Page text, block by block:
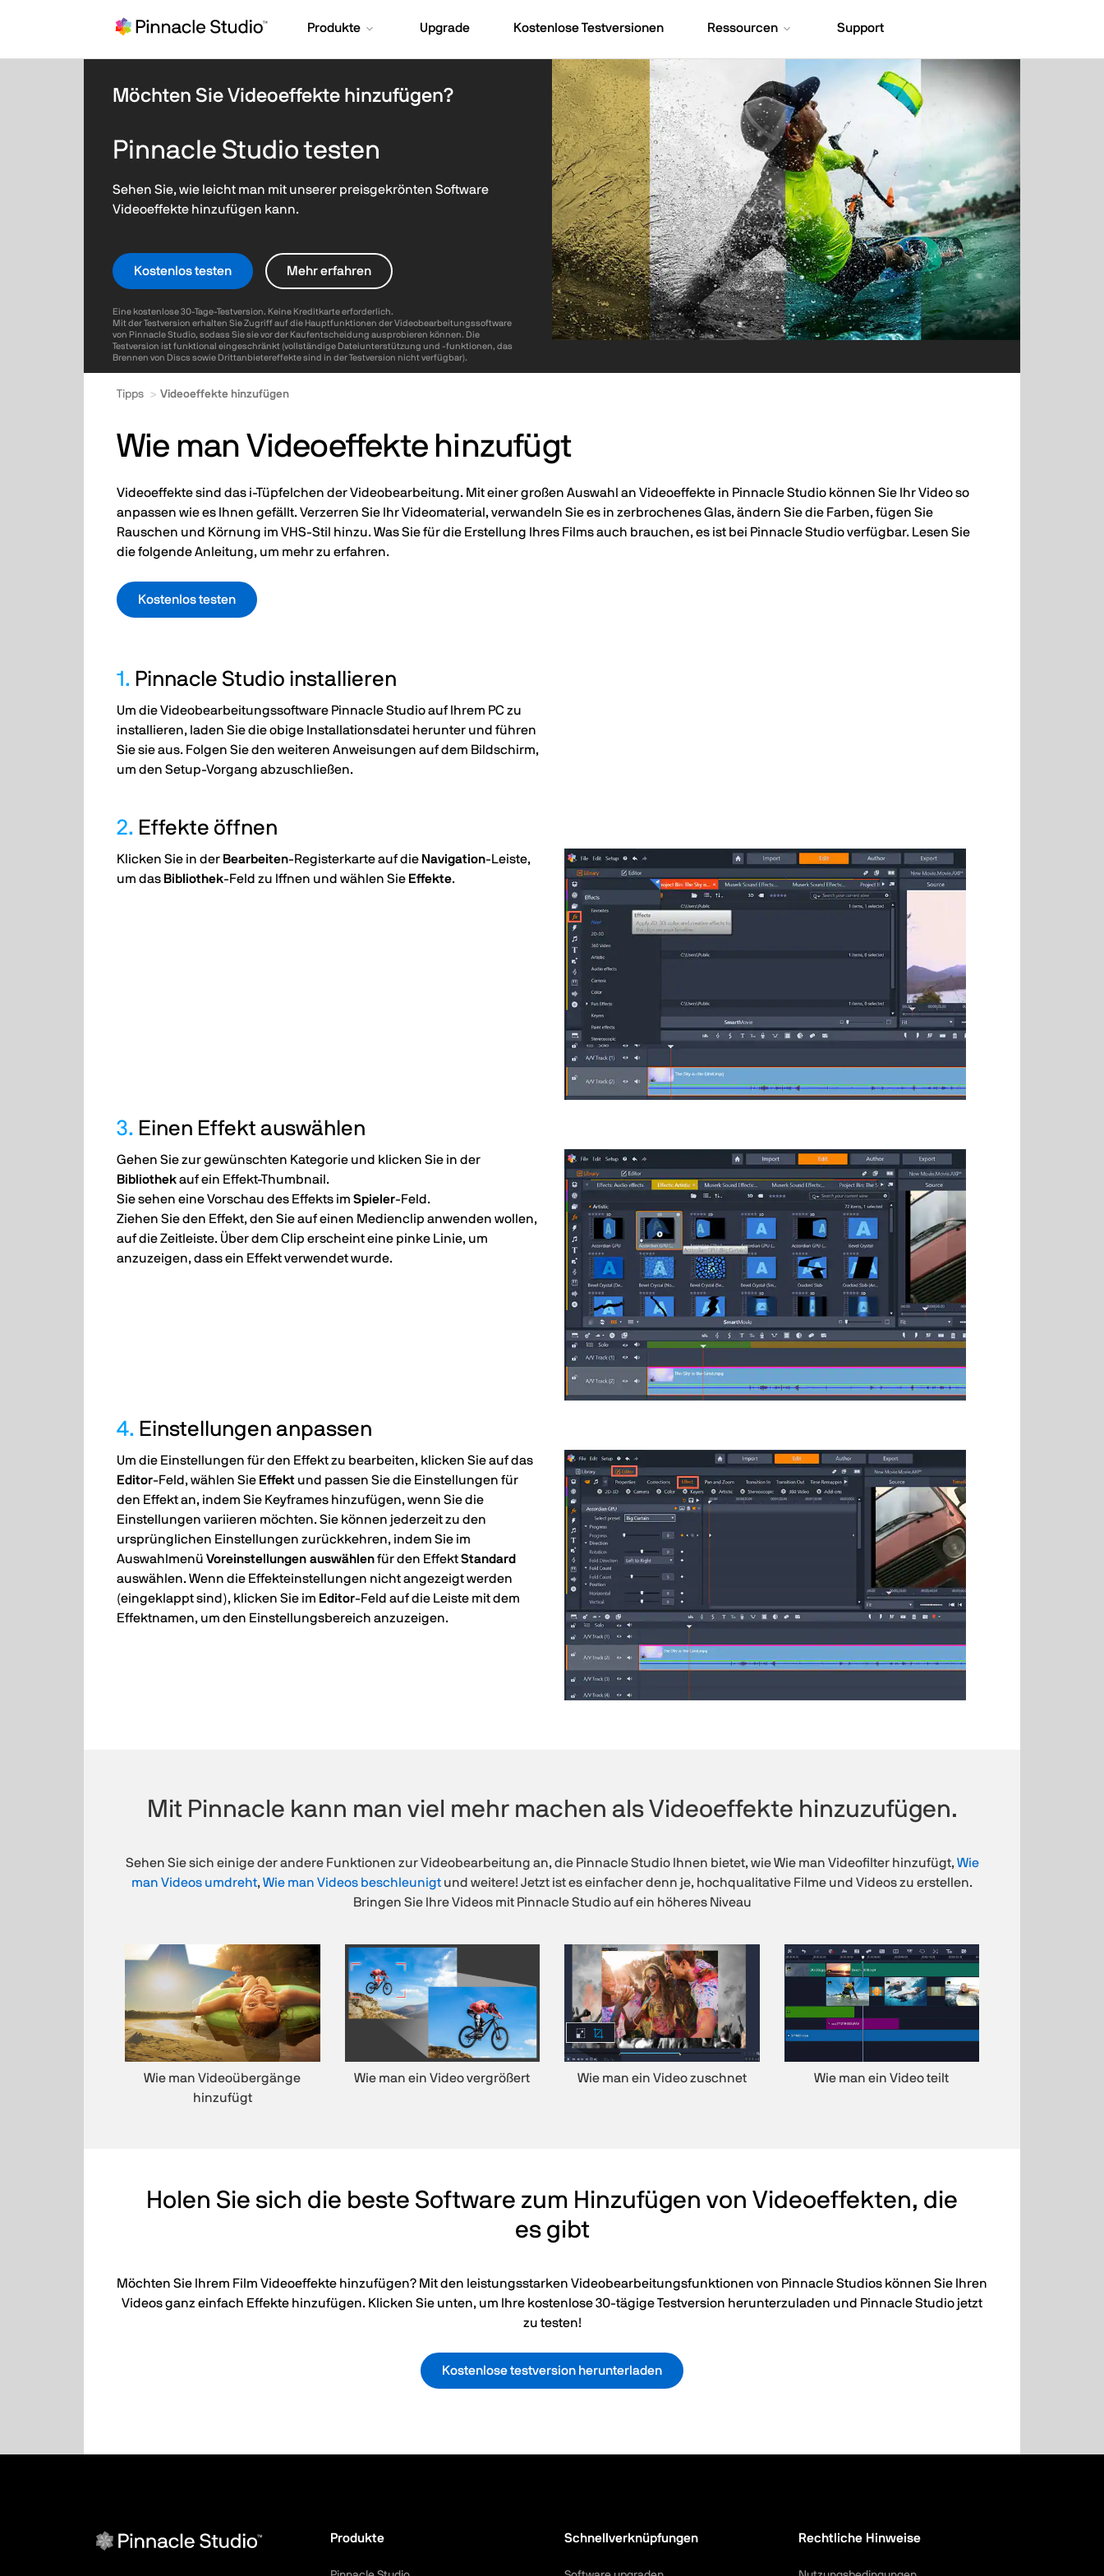
Produkte Upgrade Kostenlose Testversionen Ressourcen Support
Möchten Sie Videoeffekte hinzufügen?
Pinnacle Studio testen
Sehen Sie, wie leicht man mit unserer preisgekrönten Software
Videoeffekte hinzufügen kann.
Kostenlos testen Mehr erfahren
Eine kostenlose 30-Tage-Testversion. Keine Kreditkarte erforderlich.
Mit der Testversion erhalten Sie Zugriff auf die Hauptfunktionen der Videobearbeitungssoftware
von Pinnacle Studio, sodass Sie sie vor der Kaufentscheidung ausprobieren können. Die
Testversion ist funktional eingeschränkt (vollständige Dateiunterstützung und -funktionen, das
Brennen von Discs sowie Drittanbietereffekte sind in der Testversion nicht verfügbar).
Tipps Videoeffekte hinzufügen
Wie man Videoeffekte hinzufügt
Videoeffekte sind das i-Tüpfelchen der Videobearbeitung. Mit einer großen Auswahl an Videoeffekte in Pinnacle Studio können Sie Ihr Video so
anpassen wie es Ihnen gefällt. Verzerren Sie Ihr Videomaterial, verwandeln Sie es in zerbrochenes Glas, ändern Sie die Farben, fügen Sie
Rauschen und Körnung im VHS-Stil hinzu. Was Sie für die Erstellung Ihres Films auch brauchen, es ist bei Pinnacle Studio verfügbar. Lesen Sie
die folgende Anleitung, um mehr zu erfahren.
Kostenlos testen
1. Pinnacle Studio installieren
Um die Videobearbeitungssoftware Pinnacle Studio auf Ihrem PC zu
installieren, laden Sie die obige Installationsdatei herunter und führen
Sie sie aus. Folgen Sie den weiteren Anweisungen auf dem Bildschirm,
um den Setup-Vorgang abzuschließen.
2. Effekte öffnen
Klicken Sie in der Bearbeiten-Registerkarte auf die Navigation-Leiste,
um das Bibliothek-Feld zu lffnen und wählen Sie Effekte.
3. Einen Effekt auswählen
Gehen Sie zur gewünschten Kategorie und klicken Sie in der
Bibliothekauf ein Effekt-Thumbnail.
Sie sehen eine Vorschau des Effekts im Spieler-Feld.
Ziehen Sie den Effekt, den Sie auf einen Medienclip anwenden wollen,
auf die Zeitleiste. Über dem Clip erscheint eine pinke Linie, um
anzuzeigen, dass ein Effekt verwendet wurde.
4. Einstellungen anpassen
Um die Einstellungen für den Effekt zu bearbeiten, klicken Sie auf das
Editor-Feld, wählen Sie Effekt und passen Sie die Einstellungen für
den Effekt an, indem Sie Keyframes hinzufügen, wenn Sie die
Einstellungen variieren möchten. Sie können jederzeit zu den
ursprünglichen Einstellungen zurückkehren, indem Sie im
Auswahlmenü Voreinstellungen auswählenfür den EffektStandard
auswählen. Wenn die Effekteinstellungen nicht angezeigt werden
(eingeklappt sind), klicken Sie im Editor-Feld auf die Leiste mit dem
Effektnamen, um den Einstellungsbereich anzuzeigen.
Mit Pinnacle kann man viel mehr machen als Videoeffekte hinzuzufügen.
Sehen Sie sich einige der andere Funktionen zur Videobearbeitung an, die Pinnacle Studio Ihnen bietet, wie Wie man Videofilter hinzufügt,Wie
man Videos umdreht,Wie man Videos beschleunigt und weitere! Jetzt ist es einfacher denn je, hochqualitative Filme und Videos zu erstellen.
Bringen Sie Ihre Videos mit Pinnacle Studio auf ein höheres Niveau
Wie man Videoübergänge
hinzufügt
Wie man ein Video vergrößert Wie man ein Video zuschnet Wie man ein Video teilt
Holen Sie sich die beste Software zum Hinzufügen von Videoeffekten, die
es gibt
Möchten Sie Ihrem Film Videoeffekte hinzufügen? Mit den leistungsstarken Videobearbeitungsfunktionen von Pinnacle Studios können Sie Ihren
Videos ganz einfach Effekte hinzufügen. Klicken Sie unten, um Ihre kostenlose 30-tägige Testversion herunterzuladen und Pinnacle Studio jetzt
zu testen!
Kostenlose testversion herunterladen
Produkte Schnellverknüpfungen Rechtliche Hinweise